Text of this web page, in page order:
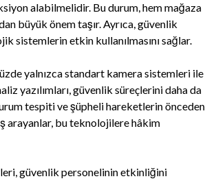
alabilmelidir. Bu durum, hem mağaza
büyük önem taşır. Ayrıca, güvenlik
sistemlerin etkin kullanılmasını sağlar.
yalnızca standart kamera sistemleri ile
yazılımları, güvenlik süreçlerini daha da
tespiti ve şüpheli hareketlerin önceden
arayanlar, bu teknolojilere hâkim
güvenlik personelinin etkinliğini